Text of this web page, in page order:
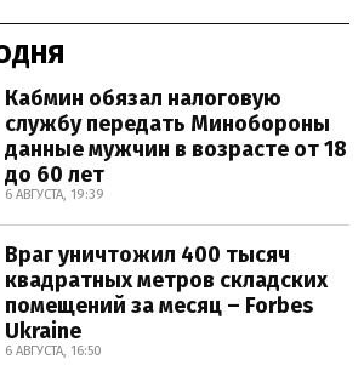
Кабмин обязал налоговую
службу передать Минобороны
данные мужчин в возрасте от 18
до 60 лет
6 АВГУСТА, 19:39
Враг уничтожил 400 тысяч
квадратных метров складских
помещений за месяц – Forbes
Ukraine
6 АВГУСТА, 16:50